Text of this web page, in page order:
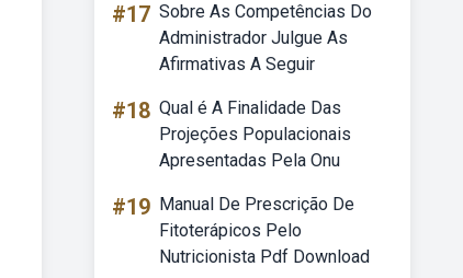
#17 Sobre As Competências Do
Administrador Julgue As
Afirmativas A Seguir
#18 Qual é A Finalidade Das
Projeções Populacionais
Apresentadas Pela Onu
#19 Manual De Prescrição De
Fitoterápicos Pelo
Nutricionista Pdf Download